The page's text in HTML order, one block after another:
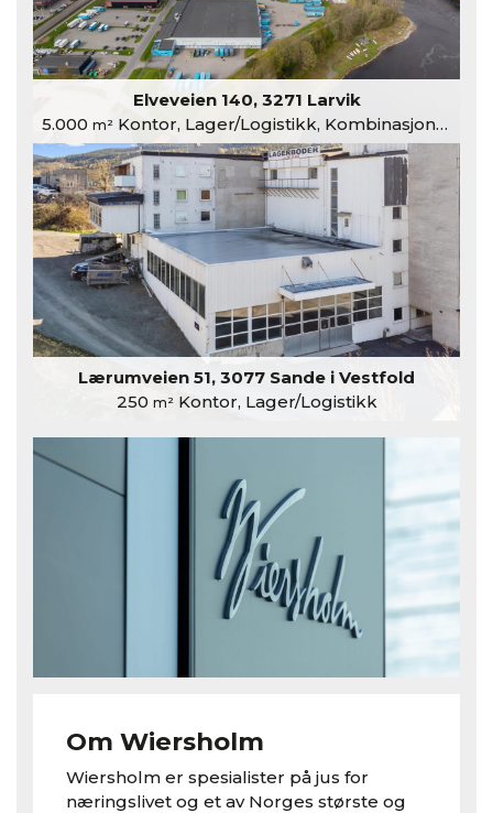
Elveveien 140, 3271 Larvik
5.000 m²Kontor, Lager/Logistikk, Kombinasjonslokaler
Lærumveien 51, 3077 Sande i Vestfold
250 m²Kontor, Lager/Logistikk
Om Wiersholm
Wiersholm er spesialister på jus for
næringslivet og et av Norges største og